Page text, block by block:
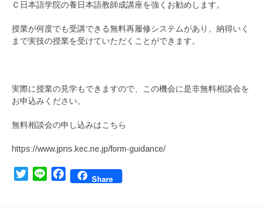
Ｃ日本語学院の養日本語教師成講座を強くお勧めします。
授業が何度でも受講できる無料再履修システムがあり、納得いく
まで実技の授業を受けていただくことができます。
実際に授業の見学もできますので、この機会に是非無料相談会を
お申込みください。
無料相談会の申し込みはこちら
https://www.jpns.kec.ne.jp/form-guidance/
TwitterLine FacebookShare